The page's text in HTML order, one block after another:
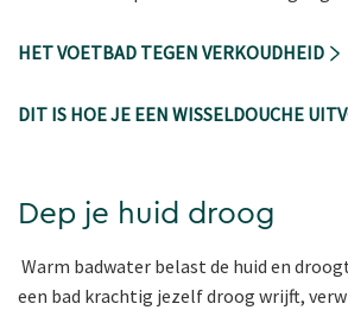
HET VOETBAD TEGEN VERKOUDHEID
DIT IS HOE JE EEN WISSELDOUCHE
Dep je huid droog
Warm badwater belast de huid en
een bad krachtig jezelf droog wrijft,